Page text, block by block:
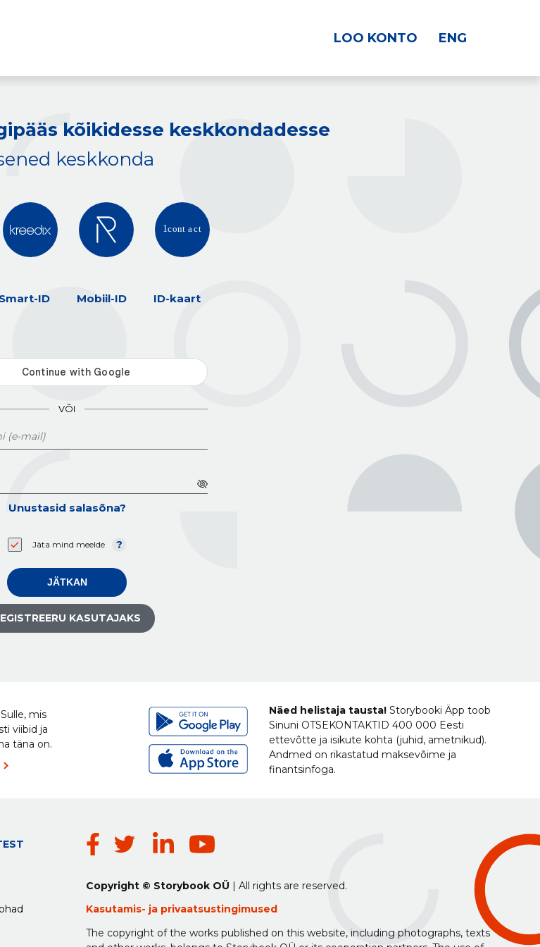
LOO KONTO ENG
kõikidesse keskkondadesse
keskkonda
Smart-ID Mobiil-ID ID-kaart
VÕI
Unustasid salasõna?
Jäta mind meelde
JÄTKAN
KASUTAJAKS
mis
viibid ja
täna on.
Näed helistaja tausta! Storybooki Äpp toob
Sinuni OTSEKONTAKTID 400 000 Eesti
ettevõtte ja isikute kohta (juhid, ametnikud).
Andmed on rikastatud maksevõime ja
finantsinfoga.
Copyright © Storybook OÜ | All rights are reserved.
Kasutamis- ja privaatsustingimused
The copyright of the works published on this website, including photographs, texts